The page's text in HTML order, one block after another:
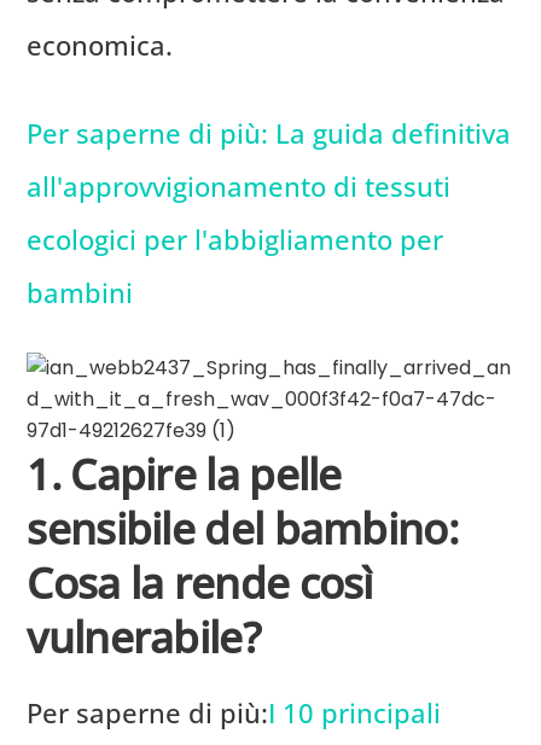
economica.
Per saperne di più: La guida definitiva
all'approvvigionamento di tessuti
ecologici per l'abbigliamento per
bambini
1. Capire la pelle
sensibile del bambino:
Cosa la rende così
vulnerabile?
Per saperne di più:I 10 principali